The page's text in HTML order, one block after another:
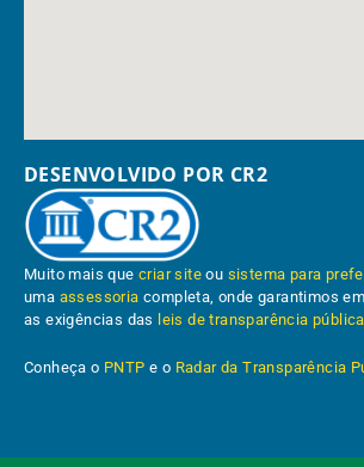
DESENVOLVIDO POR CR2
Muito mais quecriar site ou sistema para
uma assessoria completa, onde garantimos
as exigências das leis de transparência pública
Conheça o PNTP e o Radar da Transparência